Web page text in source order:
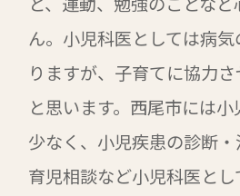
ん。小児科医としては病
りますが、子育てに協力
と思います。西尾市には
少なく、小児疾患の診断・
育児相談など小児科医と